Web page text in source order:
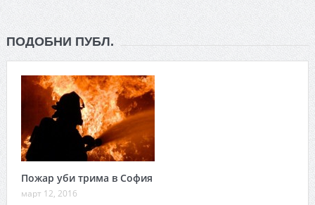
ПОДОБНИ ПУБЛ.
Пожар уби трима в София
март 12, 2016